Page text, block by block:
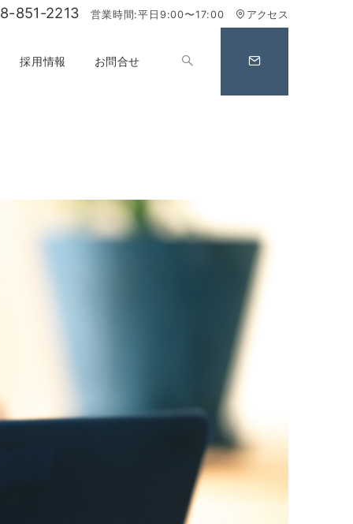
851-2213 営業時間:平日9:00〜17:00 アクセス
採用情報 お問合せ